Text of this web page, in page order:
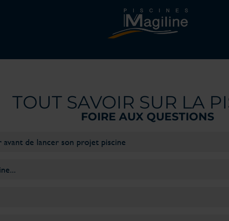
TOUT SAVOIR SUR LA
FOIRE AUX QUESTIONS
avant de lancer son projet piscine